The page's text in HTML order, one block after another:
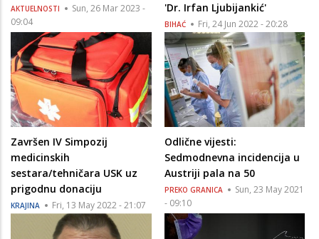
AKTUELNOSTI
Sun, 26 Mar 2023 -
09:04
'Dr. Irfan Ljubijankić'
BIHAĆ Fri, 24 Jun 2022 - 20:28
Završen IV Simpozij
medicinskih
sestara/tehničara USK uz
prigodnu donaciju
KRAJINA Fri, 13 May 2022 - 21:07
Odlične vijesti:
Sedmodnevna incidencija u
Austriji pala na 50
PREKO GRANICA
Sun, 23 May 2021
- 09:10